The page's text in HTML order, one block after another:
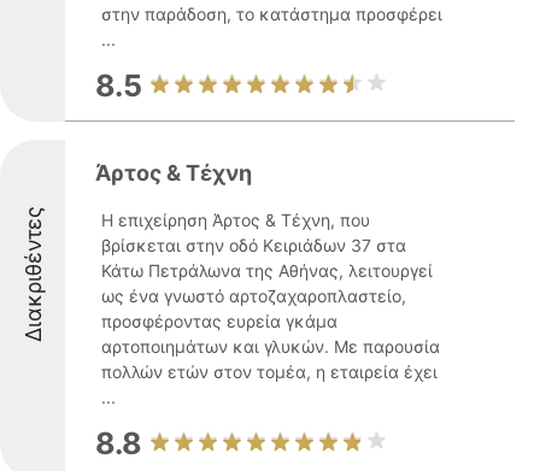
στην παράδοση, το κατάστημα προσφέρει
...
8.5
Διακριθέντες
Άρτος & Τέχνη
Η επιχείρηση Άρτος & Τέχνη, που
βρίσκεται στην οδό Κειριάδων 37 στα
Κάτω Πετράλωνα της Αθήνας, λειτουργεί
ως ένα γνωστό αρτοζαχαροπλαστείο,
προσφέροντας ευρεία γκάμα
αρτοποιημάτων και γλυκών. Με παρουσία
πολλών ετών στον τομέα, η εταιρεία έχει
...
8.8